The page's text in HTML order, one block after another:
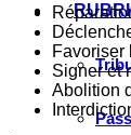
Favoriser
Signer et
Abolition